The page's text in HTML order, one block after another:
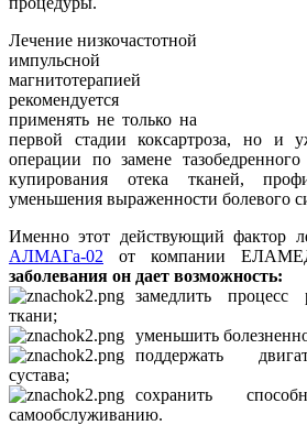
Лечение низкочастотной
импульсной
магнитотерапией
рекомендуется
применять не только на
первой стадии коксартроза, но и
операции по замене
купирования отека тканей,
уменьшения выраженности болевого
Именно этот действующий фактор
АЛМАГа-02 от компании
заболевания он дает возможность:
замедлить процесс
ткани;
уменьшить
поддержать
сустава;
сохранить
самообслуживанию.